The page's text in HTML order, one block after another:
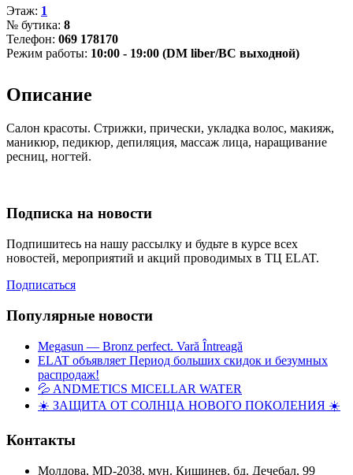
Этаж: 1
№ бутика: 8
Телефон: 069 178170
Режим работы: 10:00 - 19:00 (DM liber/ВС выходной)
Описание
Салон красоты. Стрижки, прически, укладка волос, макияж,
маникюр, педикюр, депиляция, массаж лица, наращивание
ресниц, ногтей.
Подписка на новости
Подпишитесь на нашу рассылку и будьте в курсе всех
новостей, мероприятий и акций проводимых в ТЦ ELAT.
Подписаться
Популярные новости
Megasun — Bronz perfect. Vară Întreagă
ELAT объявляет Период больших скидок и безумных
распродаж!
💦 ANDMETICS MICELLAR WATER
☀️ ЗАЩИТА ОТ СОЛНЦА НОВОГО ПОКОЛЕНИЯ ☀️
Контакты
Молдова, MD-2038, мун. Кишинев, бд. Дечебал, 99